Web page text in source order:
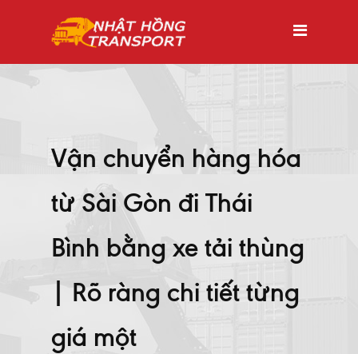
Vận chuyển hàng hóa
từ Sài Gòn đi Thái
Bình bằng xe tải thùng
| Rõ ràng chi tiết từng
giá một